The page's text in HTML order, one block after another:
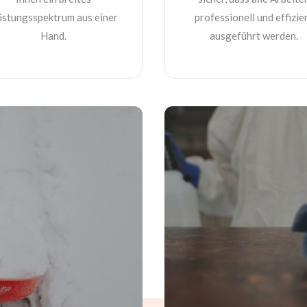
aus einer
Hand.
professionell und
ausgeführt werden.